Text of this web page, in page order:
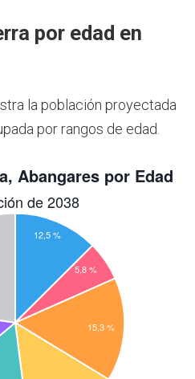
por edad en
la población proyectada
por rangos de edad.